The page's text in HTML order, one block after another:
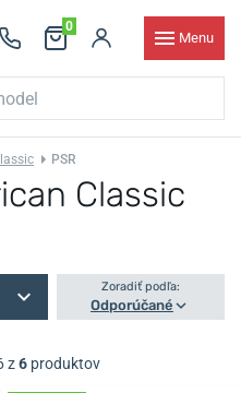
0
Menu
PSR
Classic
Zoradiť podľa:
Odporúčané
z6 produktov